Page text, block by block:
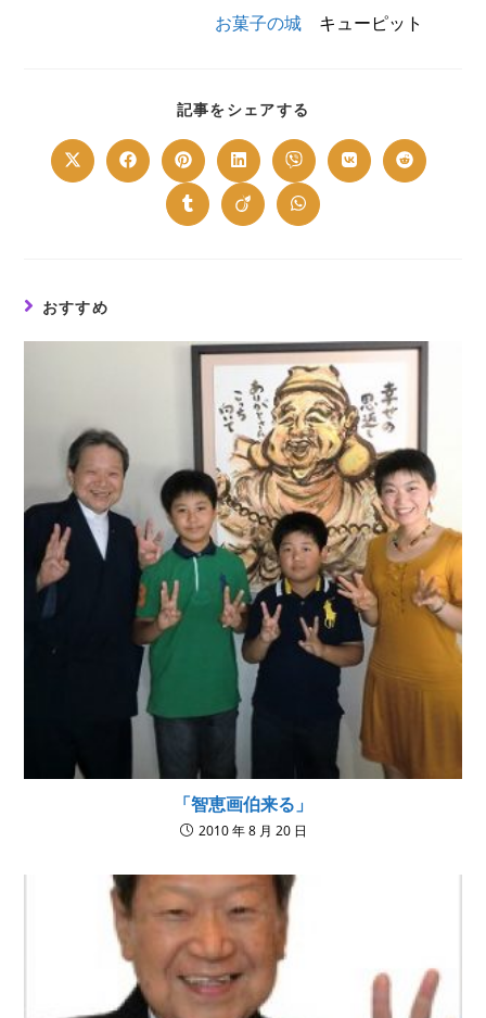
お菓子の城 キューピット
記事をシェアする
CONTENT
Opens
in
Opens
in
window
Opens
in
a
new
window
Opens
in
a
new
window
Opens
in
a
new
window
Opens
in
Opens
in
Opens
in
Opens
in
Opens
in
おすすめ
「智恵画伯来る」
2010 年 8 月 20 日